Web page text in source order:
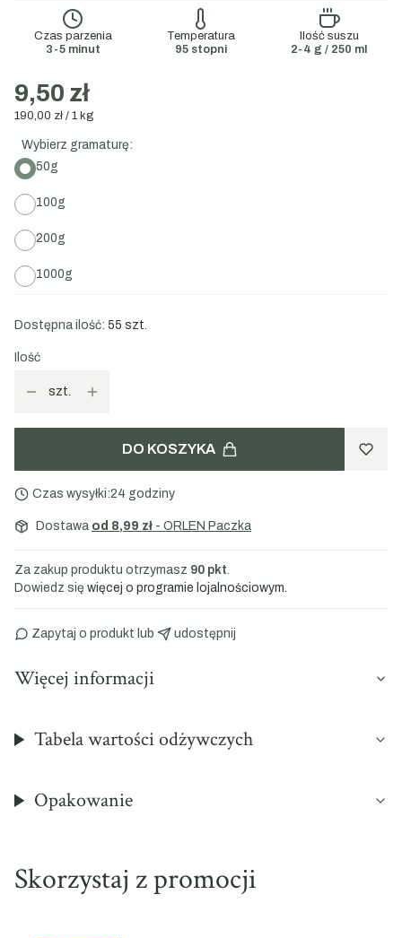
pomarańcza kandyzowana, aromat.
Czas parzenia
3-5 minut
Temperatura
95 stopni
Ilość suszu
2-4 g / 250 ml
9,50 zł
190,00 zł / 1 kg
Wybierz gramaturę:
50g
100g
200g
1000g
Dostępna ilość: 55 szt.
Ilość
szt.
DO KOSZYKA
Czas wysyłki:24 godziny
Dostawa od 8,99 zł - ORLEN Paczka
Za zakup produktu otrzymasz 90 pkt
Dowiedz się więcej o programie lojalnościowym.
Zapytaj o produkt lub udostępnij
Więcej informacji
Tabela wartości odżywczych
Opakowanie
Skorzystaj z promocji